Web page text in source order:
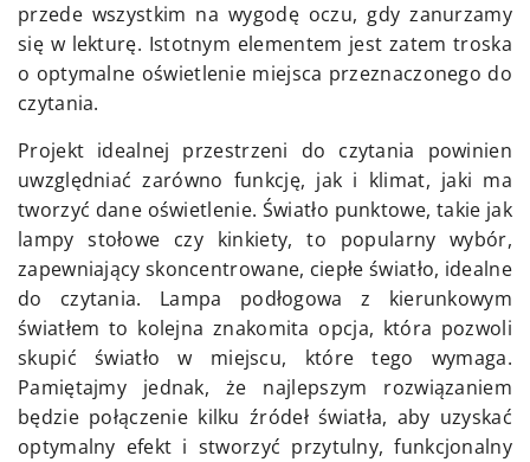
przede wszystkim na wygodę oczu, gdy zanurzamy
się w lekturę. Istotnym elementem jest zatem troska
o optymalne oświetlenie miejsca przeznaczonego do
czytania.
Projekt idealnej przestrzeni do czytania powinien
uwzględniać zarówno funkcję, jak i klimat, jaki ma
tworzyć dane oświetlenie. Światło punktowe, takie jak
lampy stołowe czy kinkiety, to popularny wybór,
zapewniający skoncentrowane, ciepłe światło, idealne
do czytania. Lampa podłogowa z kierunkowym
światłem to kolejna znakomita opcja, która pozwoli
skupić światło w miejscu, które tego wymaga.
Pamiętajmy jednak, że najlepszym rozwiązaniem
będzie połączenie kilku źródeł światła, aby uzyskać
optymalny efekt i stworzyć przytulny, funkcjonalny